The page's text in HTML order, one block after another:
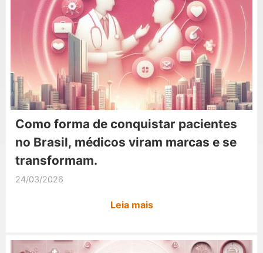
Como forma de conquistar pacientes
no Brasil, médicos viram marcas e se
transformam.
24/03/2026
Leia mais